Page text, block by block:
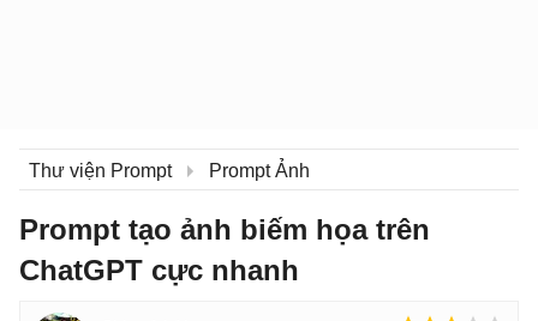
Thư viện Prompt Prompt Ảnh
Prompt tạo ảnh biếm họa trên
ChatGPT cực nhanh